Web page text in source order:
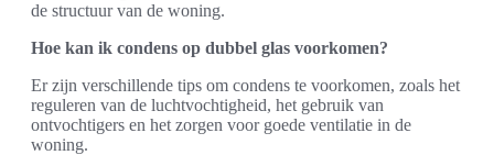
de structuur van de woning.
Hoe kan ik condens op dubbel glas voorkomen?
Er zijn verschillende tips om condens te voorkomen, zoals het
reguleren van de luchtvochtigheid, het gebruik van
ontvochtigers en het zorgen voor goede ventilatie in de
woning.